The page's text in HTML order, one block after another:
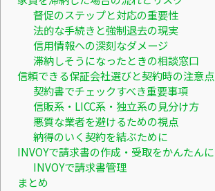
督促のステップと対応の重要性
法的な手続きと強制退去の現実
信用情報への深刻なダメージ
滞納しそうになったときの相談窓口
信頼できる保証会社選びと契約時の注意点
契約書でチェックすべき重要事項
信販系・LICC系・独立系の見分け方
悪質な業者を避けるための視点
納得のいく契約を結ぶために
INVOYで請求書の作成・受取をかんたんに
INVOYで請求書管理
まとめ